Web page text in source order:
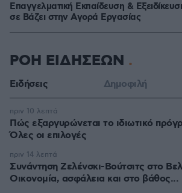
Επαγγελματική Εκπαίδευση &
σε Bάζει στην Aγορά Eργασίας
ΡΟΗ ΕΙΔΗΣΕΩΝ
Ειδήσεις Δημοφιλή
Πώς εξαργυρώνεται το ιδιωτικό
Όλες οι επιλογές
πριν 10 λεπτά
Συνάντηση Ζελένσκι-Βούτσιτς στο
Οικονομία, ασφάλεια και στο
πριν 14 λεπτά